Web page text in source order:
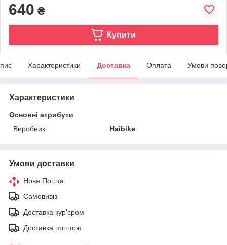
640 ₴
Купити
Характеристики Доставка Оплата Умови
Характеристики
Основні атрибути
Виробник
Haibike
Умови доставки
Нова Пошта
Самовивіз
Доставка кур'єром
Доставка поштою